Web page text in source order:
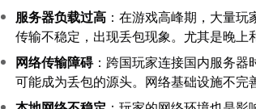
服务器负载过高 ：在游戏高峰期，大量
传输不稳定，出现丢包现象。尤其是晚上
网络传输障碍：跨国玩家连接国内服务器
可能成为丢包的源头。网络基础设施不完